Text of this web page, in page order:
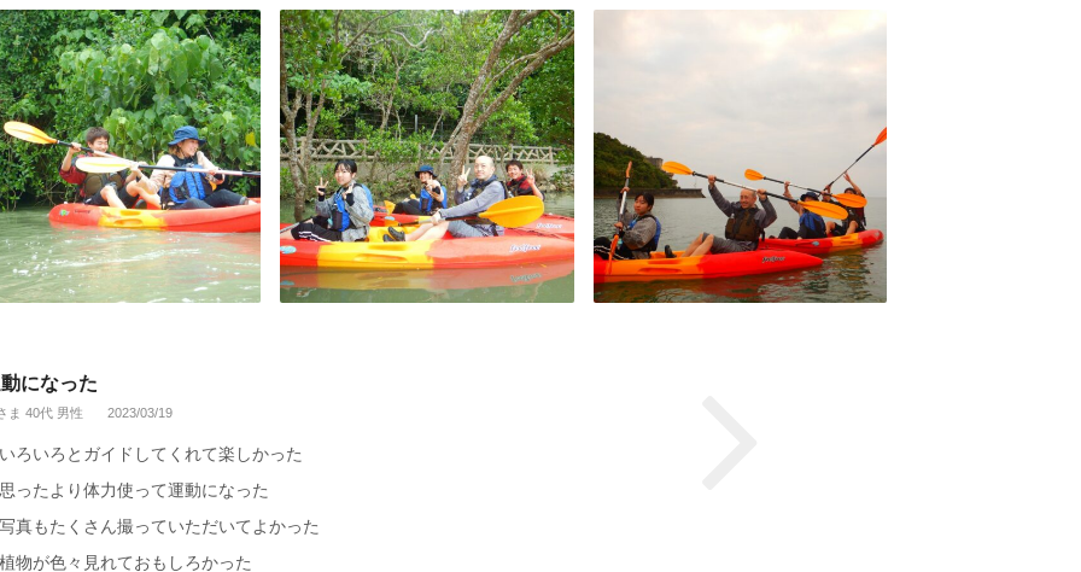
になった
ま 40代 男性 2023/03/19
ろいろとガイドしてくれて楽しかった
ったより体力使って運動になった
真もたくさん撮っていただいてよかった
物が色々見れておもしろかった